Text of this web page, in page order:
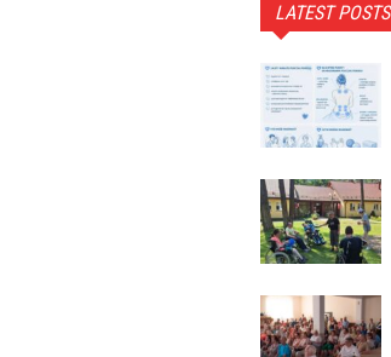
LATEST POSTS